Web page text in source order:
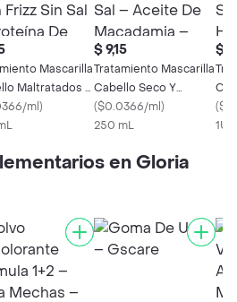
Mascarilla
Maltratados Y
Sin Sal –
De Keratina
ml)
$ 9,15
Tratamiento Mascarilla
Cabello Seco Y
Deshidratado Sin Sal –
Aceite De Macadamia
($0.0366/ml)
250 mL
$
Sin
(
en Gloria